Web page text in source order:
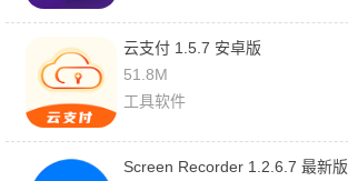
云支付 1.5.7 安卓版
51.8M
工具软件
Screen Recorder 1.2.6.7 最新版